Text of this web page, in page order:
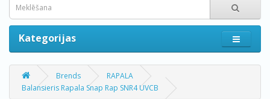
Kategorijas
Brends
RAPALA
Balansieris Rapala Snap Rap SNR4 UVCB